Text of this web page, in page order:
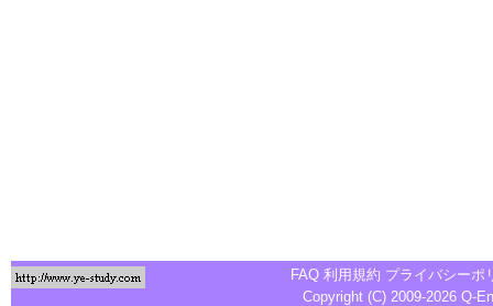
FAQ 利用規約 プライバシーポ
Copyright (C) 2009-2026 Q-